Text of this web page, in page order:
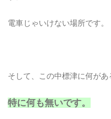
電車じゃいけない場所です。
そして、この中標津に何があ
特に何も無いです。